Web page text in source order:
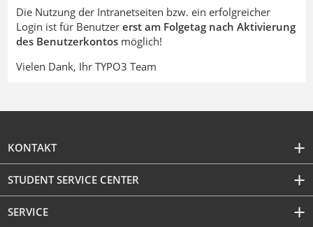
Die Nutzung der Intranetseiten bzw. ein erfolgreicher
Login ist für Benutzer erst am Folgetag nach Aktivierung
des Benutzerkontosmöglich!
Vielen Dank, Ihr TYPO3 Team
KONTAKT
STUDENT SERVICE CENTER
SERVICE